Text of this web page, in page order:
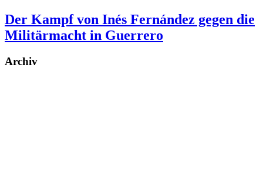
Der Kampf von Inés Fernández gegen die
Militärmacht in Guerrero
Archiv